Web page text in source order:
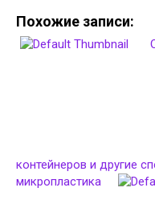
Похожие записи:
контейнеров и другие
микропластика